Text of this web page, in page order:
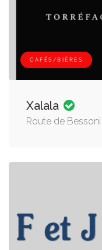
CAFÉS/BIÈRES
Xalala
Route de